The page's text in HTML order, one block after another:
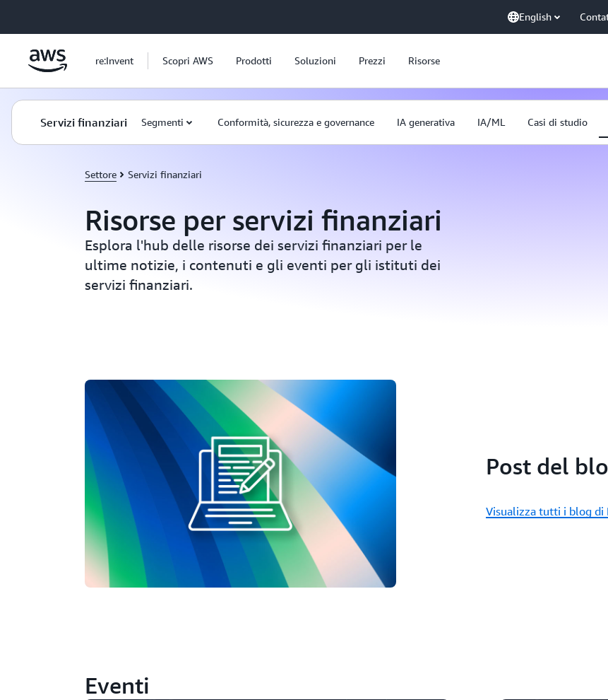
English
re:Invent Scopri AWS Prodotti Soluzioni Prezzi Risorse
Servizi finanziari Segmenti Conformità, sicurezza e governance IA generativa IA/ML Casi di studio
Settore Servizi finanziari
Risorse per servizi finanziari
Esplora l'hub delle risorse dei servizi finanziari per le
ultime notizie, i contenuti e gli eventi per gli istituti dei
servizi finanziari.
Post del
Visualizza tutti i blog di
Eventi